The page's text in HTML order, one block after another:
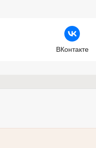
ВКонтакте